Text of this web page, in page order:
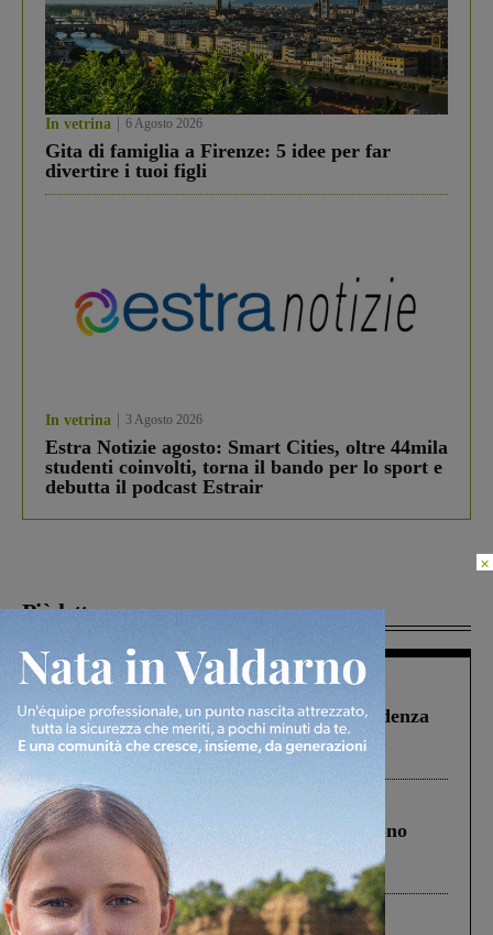
In vetrina 6 Agosto 2026
Gita di famiglia a Firenze: 5 idee per far
divertire i tuoi figli
In vetrina 3 Agosto 2026
Estra Notizie agosto: Smart Cities, oltre 44mila
studenti coinvolti, torna il bando per lo sport e
debutta il podcast Estrair
Più lette
Figline Incisa Valdarno 1 Agosto 2026
Piscina di Figline finanziata oltre la scadenza
Pnrr, il gruppo di Fratelli d’Italia: “Un
ringraziamento al Governo”
Cronaca 4 Agosto 2026
Un anno fa la strage in A1 in cui morirono
Gianni, Giulia e Franco. Lo schianto, il
processo, lo stop ai sorpassi fra tir....
Cronaca 3 Agosto 2026
×